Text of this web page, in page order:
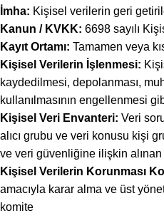
İmha: Kişisel verilerin geri
Kanun / KVKK: 6698 sayılı
Kayıt Ortamı: Tamamen veya
Kişisel Verilerin İşlenmesi:
kaydedilmesi, depolanması,
kullanılmasının engellenmesi
Kişisel Veri Envanteri: Veri
alıcı grubu ve veri konusu kişi
ve veri güvenliğine ilişkin alınan
Kişisel Verilerin Korunması
amacıyla karar alma ve üst
komite